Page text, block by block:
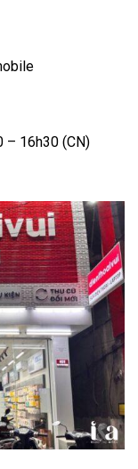
– 16h30 (CN)